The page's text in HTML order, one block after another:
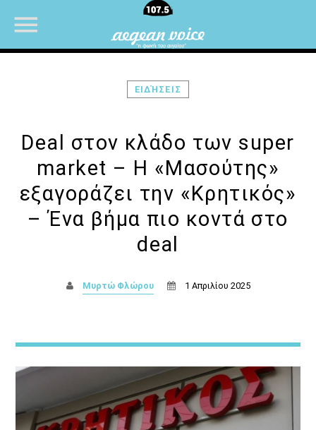
ΕΙΔΉΣΕΙΣ
Deal στον κλάδο των super
market – Η «Μασούτης»
εξαγοράζει την «Κρητικός»
– Ένα βήμα πιο κοντά στο
deal
Μυρτώ Φλώρου 1 Απριλίου 2025